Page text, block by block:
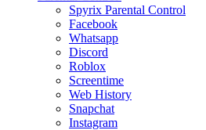
Spyrix Parental Control
Facebook
Whatsapp
Discord
Roblox
Screentime
Web History
Snapchat
Instagram